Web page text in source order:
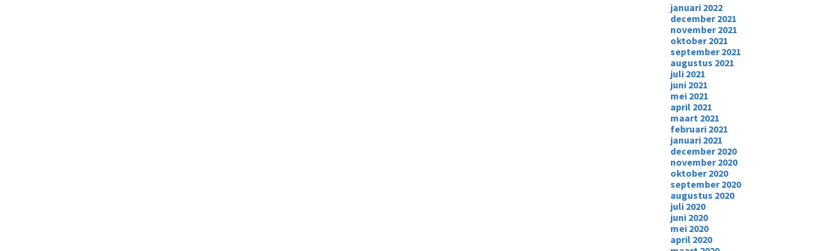
januari 2022
december 2021
november 2021
oktober 2021
september 2021
augustus 2021
juli 2021
juni 2021
mei 2021
april 2021
maart 2021
februari 2021
januari 2021
december 2020
november 2020
oktober 2020
september 2020
augustus 2020
juli 2020
juni 2020
mei 2020
april 2020